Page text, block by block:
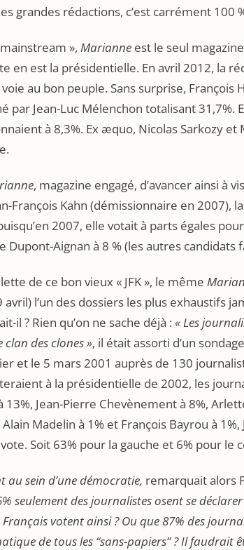
grandes rédactions, c’est carrément 100
», Marianne est le seul
en est la présidentielle. En avril 2012, la
au bon peuple. Sans surprise, François
par Jean-Luc Mélenchon totalisant 31,7%.
à 8,3%. Ex æquo, Nicolas Sarkozy et
, magazine engagé, d’avancer ainsi à
François Kahn (démissionnaire en
2007, elle votait à parts égales
Dupont-Aignan à 8 % (les autres
de ce bon vieux « JFK », le même
l’un des dossiers les plus exhaustifs
il ? Rien qu’on ne sache déjà :« Les
clan des clones », il était assorti d’un
et le 5 mars 2001 auprès de 130
à la présidentielle de 2002, les
Jean-Pierre Chevènement à 8%,
Alain Madelin à 1% et François Bayrou à
Soit 63% pour la gauche et 6% pour le
au sein d’une démocratie, remarquait alors
seulement des journalistes osent se
Français votent ainsi ? Ou que 87% des
de tous les “sans-papiers” ? Il faudrait